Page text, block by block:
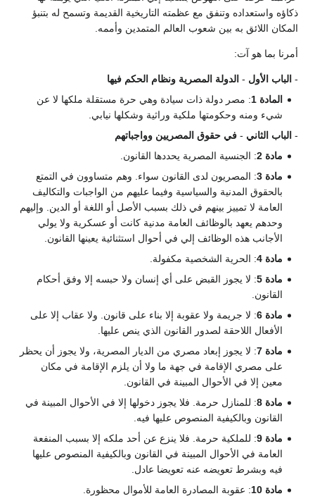
ذكاؤه واستعداده وتنفق مع عظمته التاريخية القديمة وتسمح له بتنبؤ
المكان اللائق به بين شعوب العالم المتمدين وأممه.
أمرنا بما هو آت:
- الباب الأول - الدولة المصرية ونظام الحكم فيها
المادة 1 : مصر دولة ذات سيادة وهي حرة مستقلة ملكها لا عن
شيء ومنه وحكومتها ملكية وراثية وشكلها نيابي.
- الباب الثاني - في حقوق المصريين وواجباتهم
مادة 2 : الجنسية المصرية يحددها القانون.
مادة 3 : المصريون لدى القانون سواء. وهم متساوون في التمتع
بالحقوق المدنية والسياسية وفيما عليهم من الواجبات والتكاليف
العامة لا تمييز بينهم في ذلك بسبب الأصل أو اللغة أو الدين. وإليهم
وحدهم يعهد بالوظائف العامة مدنية كانت أو عسكرية ولا يولي
الأجانب هذه الوظائف إلي في أحوال استثنائية يعينها القانون.
مادة 4 : الحرية الشخصية مكفولة.
مادة 5 : لا يجوز القبض على أي إنسان ولا حبسه إلا وفق أحكام
القانون.
مادة 6 : لا جريمة ولا عقوبة إلا بناء على قانون. ولا عقاب إلا على
الأفعال اللاحقة لصدور القانون الذي ينص عليها.
مادة 7 : لا يجوز إبعاد مصري من الديار المصرية، ولا يجوز أن يحظر
على مصري الإقامة في جهة ما ولا أن يلزم الإقامة في مكان
معين إلا في الأحوال المبينة في القانون.
مادة 8 : للمنازل حرمة. فلا يجوز دخولها إلا في الأحوال المبينة في
القانون وبالكيفية المنصوص عليها فيه.
مادة 9 : للملكية حرمة. فلا ينزع عن أحد ملكه إلا بسبب المنفعة
العامة في الأحوال المبينة في القانون وبالكيفية المنصوص عليها
فيه وبشرط تعويضه عنه تعويضا عادل.
مادة 10
: عقوبة المصادرة العامة للأموال محظورة.